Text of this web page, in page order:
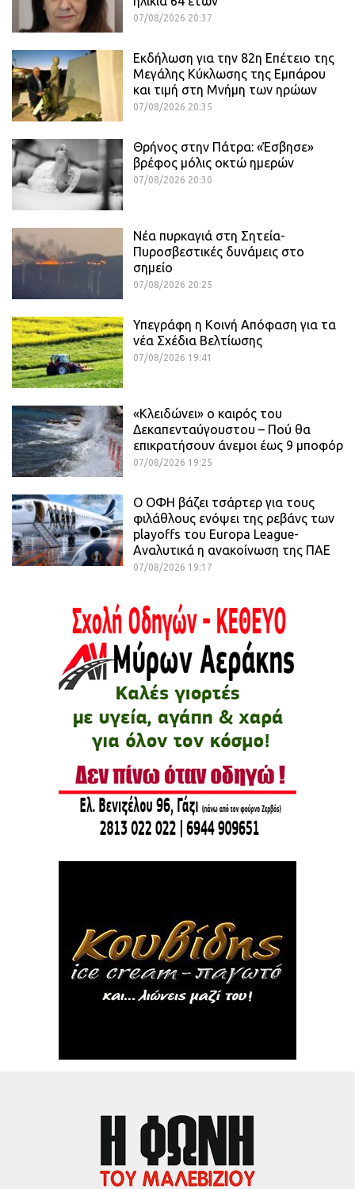
07/08/2026 20:37
Εκδήλωση για την 82η Επέτειο της
Μεγάλης Κύκλωσης της Εμπάρου
και τιμή στη Μνήμη των ηρώων
07/08/2026 20:35
Θρήνος στην Πάτρα: «Έσβησε»
βρέφος μόλις οκτώ ημερών
07/08/2026 20:30
Νέα πυρκαγιά στη Σητεία-
Πυροσβεστικές δυνάμεις στο
σημείο
07/08/2026 20:25
Υπεγράφη η Κοινή Απόφαση για τα
νέα Σχέδια Βελτίωσης
07/08/2026 19:41
«Κλειδώνει» ο καιρός του
Δεκαπενταύγουστου – Πού θα
επικρατήσουν άνεμοι έως 9 μποφόρ
07/08/2026 19:25
Ο ΟΦΗ βάζει τσάρτερ για τους
φιλάθλους ενόψει της ρεβάνς των
playoffs του Europa League-
Αναλυτικά η ανακοίνωση της ΠΑΕ
07/08/2026 19:17